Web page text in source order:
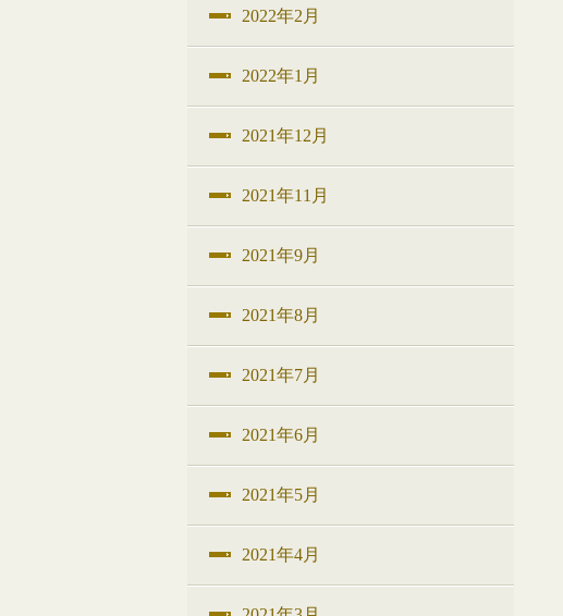
2022年2月
2022年1月
2021年12月
2021年11月
2021年9月
2021年8月
2021年7月
2021年6月
2021年5月
2021年4月